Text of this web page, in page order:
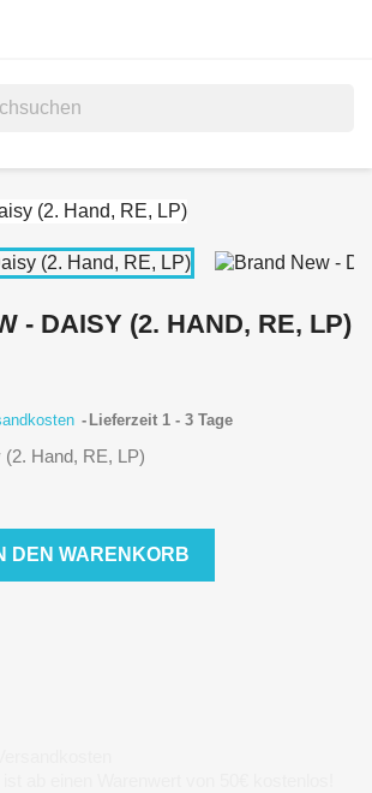
- DAISY (2. HAND, RE, LP)
Lieferzeit 1 - 3 Tage
Hand, RE, LP)
DEN WARENKORB